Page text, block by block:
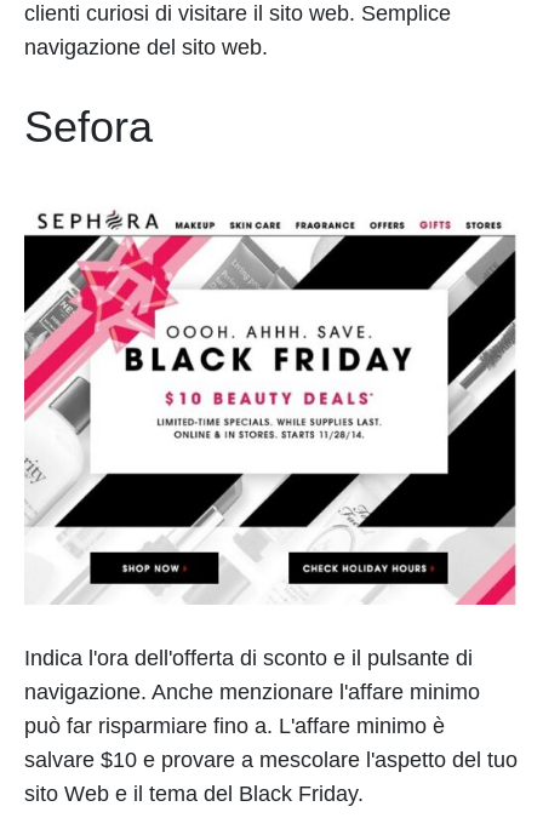
clienti curiosi di visitare il sito web. Semplice
navigazione del sito web.
Sefora
Indica l'ora dell'offerta di sconto e il pulsante di
navigazione. Anche menzionare l'affare minimo
può far risparmiare fino a. L'affare minimo è
salvare $10 e provare a mescolare l'aspetto del tuo
sito Web e il tema del Black Friday.